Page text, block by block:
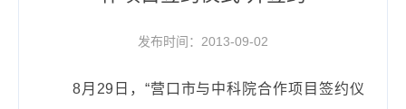
发布时间：2013-09-02
8月 29 日， “营口市与中科院合作项目签约仪